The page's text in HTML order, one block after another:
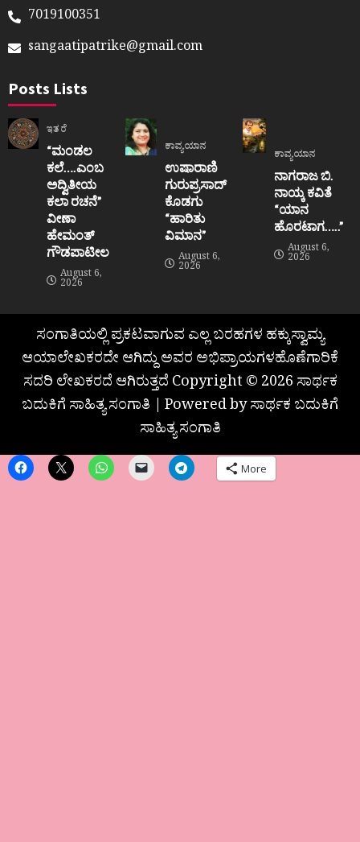
7019100351
sangaatipatrike@gmail.com
Posts Lists
ಇತರೆ
“ಮಂಡಲ
ಕಲೆ….ಎಂಬ
ಅದ್ವಿತೀಯ
ಕಲಾ ರಚನೆ”‌
ವೀಣಾ
ಹೇಮಂತ್‌
ಗೌಡಪಾಟೀಲ
August 6,
2026
ಕಾವ್ಯಯಾನ
ಉಷಾರಾಣಿ
ಗುರುಪ್ರಸಾದ್
ಕೊಡಗು
“ಹಾರಿತು
ವಿಮಾನ”
August 6,
2026
ಕಾವ್ಯಯಾನ
ನಾಗರಾಜ ಬಿ.
ನಾಯ್ಕ ಕವಿತೆ
“ಯಾನ
ಹೊರಟಾಗ…..”
August 6,
2026
ಸಂಗಾತಿಯಲ್ಲಿ ಪ್ರಕಟವಾಗುವ ಎಲ್ಲ ಬರಹಗಳ ಹಕ್ಕುಸ್ವಾಮ್ಯ
ಆಯಾಲೇಖಕರದೇ ಆಗಿದ್ದು ಅವರ ಅಭಿಪ್ರಾಯಗಳಹೊಣೆಗಾರಿಕೆ
ಸದರಿ ಲೇಖಕರದೆ ಆಗಿರುತ್ತದೆ Copyright © 2026 ಸಾರ್ಥಕ
ಬದುಕಿಗೆ ಸಾಹಿತ್ಯ ಸಂಗಾತಿ | Powered by ಸಾರ್ಥಕ ಬದುಕಿಗೆ
ಸಾಹಿತ್ಯ ಸಂಗಾತಿ
More